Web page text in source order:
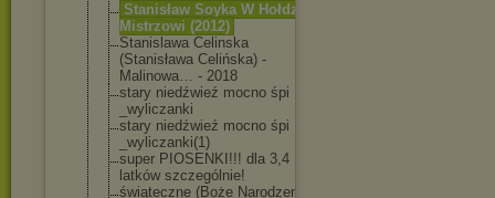
Stanisław Soyka W Hołdzie
Mistrzowi (2012)
Stanislawa Celinska
(Stanisława Celińska) -
Malinowa… - 2018
stary niedźwieź mocno śpi
_wyliczanki
stary niedźwieź mocno śpi
_wyliczanki(1)
super PIOSENKI!!! dla 3,4
latków szczególnie!
świąteczne (Boże Narodzenie)